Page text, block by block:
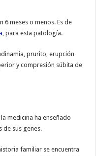
6 meses o menos. Es de
, para esta patología.
prurito, erupción
y compresión súbita de
medicina ha enseñado
de sus genes.
familiar se encuentra